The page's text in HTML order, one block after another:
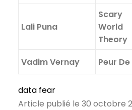
Lali Puna
Scary
World
Theory
Vadim Vernay Peur
data fear
Article publié le 30 octobre